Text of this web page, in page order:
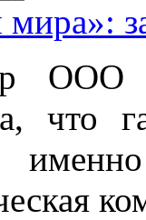
мира»:
ООО
что